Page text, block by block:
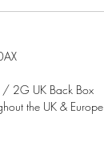
/ 2G UK Back Box
the UK & Europe